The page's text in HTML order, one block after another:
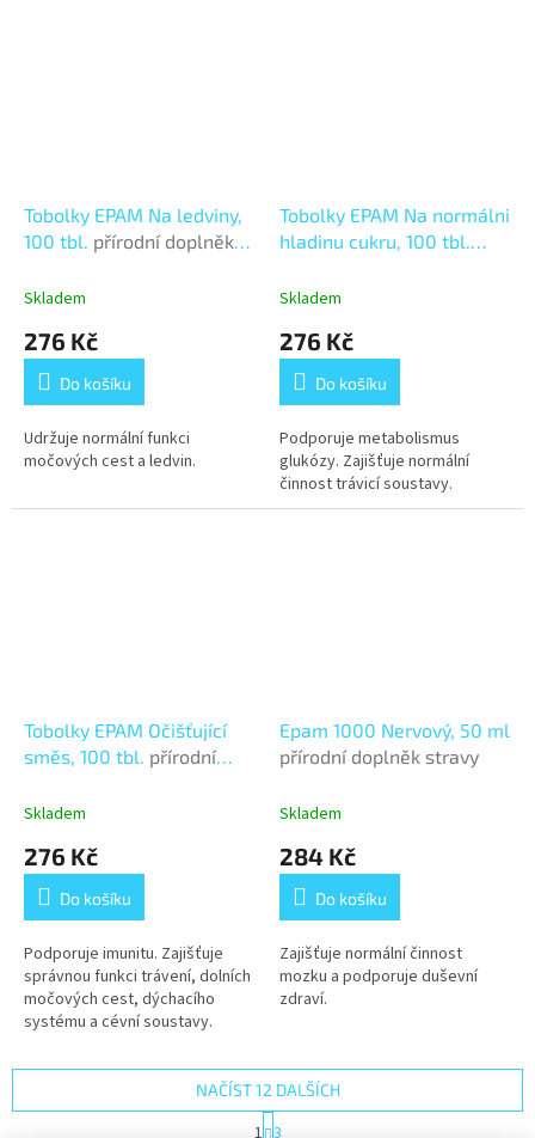
Tobolky EPAM Na ledviny,
100 tbl. přírodní doplněk
Skladem
276 Kč
Do košíku
Udržuje normální funkci
močových cest a ledvin.
Tobolky EPAM Na normálni
hladinu cukru, 100 tbl.
Skladem
276 Kč
Do košíku
Podporuje metabolismus
glukózy. Zajišťuje normální
činnost trávicí soustavy.
Tobolky EPAM Očišťující
směs, 100 tbl. přírodní
Skladem
276 Kč
Do košíku
Podporuje imunitu. Zajišťuje
správnou funkci trávení, dolních
močových cest, dýchacího
systému a cévní soustavy.
Epam 1000 Nervový, 50 ml
přírodní doplněk stravy
Skladem
284 Kč
Do košíku
Zajišťuje normální činnost
mozku a podporuje duševní
zdraví.
NAČÍST 12 DALŠÍCH
1 3